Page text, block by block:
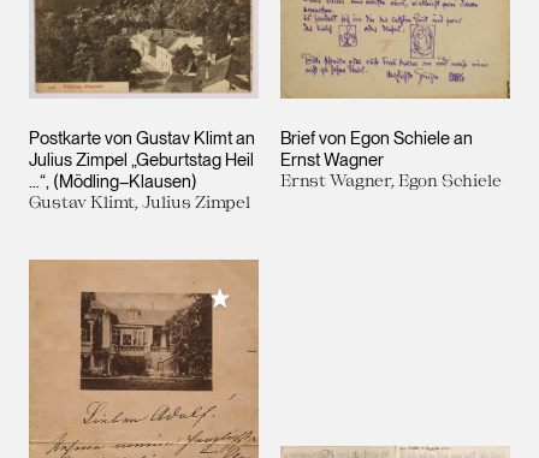
Postkarte von Gustav Klimt an
Julius Zimpel „Geburtstag Heil
…“, (Mödling–Klausen)
Gustav Klimt, Julius Zimpel
Brief von Egon Schiele an
Ernst Wagner
Ernst Wagner, Egon Schiele
Meiner Sammlung hinzufügen